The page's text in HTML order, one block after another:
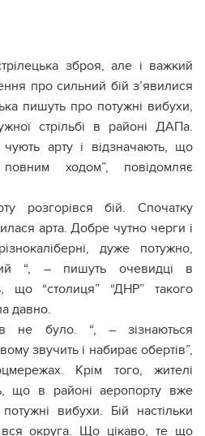
зброя, але і важкий
про сильний бій з’явилися
пишуть про потужні вибухи,
стрільбі в районі ДАПа.
арту і відзначають, що
ходом”, повідомляє
розгорівся бій. Спочатку
арта. Добре чутно черги і
дуже потужно,
“, – пишуть очевидці в
що “столиця” “ДНР” такого
давно.
не було. “, – зізнаються
звучить і набирає обертів”,
Крім того, жителі
що в районі аеропорту вже
вибухи. Бій настільки
округа. Що цікаво, те що